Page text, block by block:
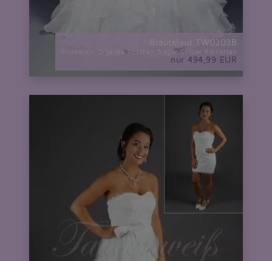
Brautkleid TW0203B
Prinzessin Organza Rüschen Träger Glitzer Pailletten
nur 494,99 EUR